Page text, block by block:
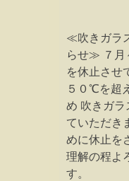
≪吹きガラ
らせ≫ ７月
を休止させ
５０℃を超
め 吹きガ
ていただき
めに休止を
理解の程よ
す。